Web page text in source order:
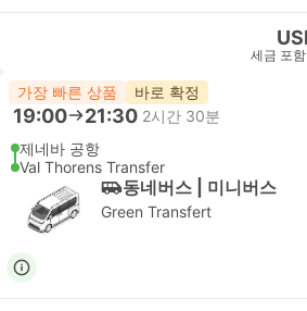
세금 포함
가장 빠른 상품 바로 확정
19:00 21:30 2시간 30분
제네바 공항
Val Thorens Transfer
동네버스 | 미니버스
Green Transfert